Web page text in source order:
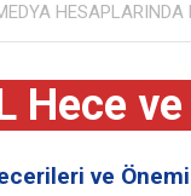
HESAPLARINDA
Hece
ve Önemi